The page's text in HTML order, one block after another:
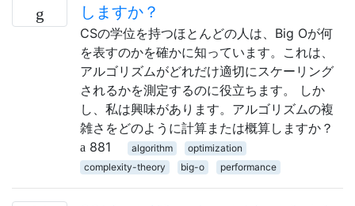
しますか？
CSの学位を持つほとんどの人は、Big Oが何
を表すのかを確かに知っています。これは、
アルゴリズムがどれだけ適切にスケーリング
されるかを測定するのに役立ちます。 しか
し、私は興味があります。アルゴリズムの複
雑さをどのように計算または概算しますか？
881
algorithm
optimization
complexity-theory
big-o performance